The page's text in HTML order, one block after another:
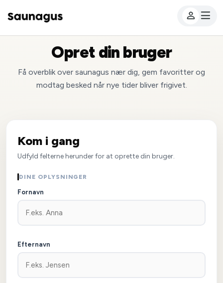
Opret din bruger
Få overblik over saunagus nær dig, gem favoritter og
modtag besked når nye tider bliver frigivet.
Kom i gang
Udfyld felterne herunder for at oprette din bruger.
DINE OPLYSNINGER
Fornavn
Efternavn